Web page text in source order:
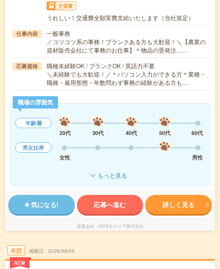
交通費
うれしい！交通費全額実費支給いたします（当社規定）
仕事内容
一般事務
／コツコツ系の事務！ブランクある方も大歓迎！＼【農業の
資材販売会社にて事務のお仕事】＊物品の受発注……
応募資格
職種未経験OK / ブランクOK / 英語力不要
＼未経験でも大歓迎！／＊パソコン入力ができる方＊業種・
職種・雇用形態・年数問わず事務の経験がある方も…
職場の雰囲気
年齢層
20代
30代 40代 50代
60代
男女比率
女性
男性
もっと見る
気になる! 応募へ進む 詳しく見る
派遣会社 NDSキャリア株式会社
未読
NEW
掲載日 2026/08/05